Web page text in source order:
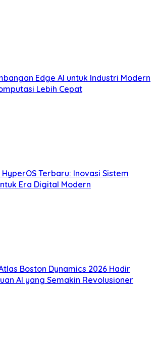
Edge AI untuk Industri Modern
Lebih Cepat
Terbaru: Inovasi Sistem
Era Digital Modern
Boston Dynamics 2026 Hadir
AI yang Semakin Revolusioner